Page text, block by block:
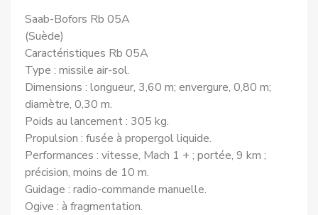
Saab-Bofors Rb 05A
(Suède)
Caractéristiques Rb 05A
Type : missile air-sol.
Dimensions : longueur, 3,60 m; envergure, 0,80 m;
diamètre, 0,30 m.
Poids au lancement : 305 kg.
Propulsion : fusée à propergol liquide.
Performances : vitesse, Mach 1 + ; portée, 9 km ;
précision, moins de 10 m.
Guidage : radio-commande manuelle.
Ogive : à fragmentation.